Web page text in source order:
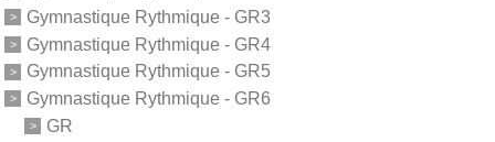
Gymnastique Rythmique - GR3
Gymnastique Rythmique - GR4
Gymnastique Rythmique - GR5
Gymnastique Rythmique - GR6
GR